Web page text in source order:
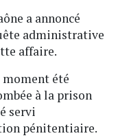
a annoncé
administrative
affaire.
été
à la prison
servi
pénitentiaire.